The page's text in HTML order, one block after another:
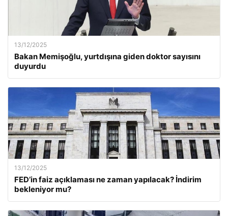
13/12/2025
Bakan Memişoğlu, yurtdışına giden doktor sayısını
duyurdu
13/12/2025
FED’in faiz açıklaması ne zaman yapılacak? İndirim
bekleniyor mu?